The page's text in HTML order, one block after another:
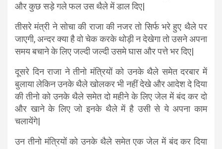
और कुछ सड़े गले फल उस थैले में डाल दिए|
तीसरे मंत्री ने सोचा की राजा की नजर तो सिर्फ भरे हुए थैले पर
जाएगी, अन्दर क्या है वो चेक करके थोड़ी न देखेगा तो उसने अपना
समय बचाने के लिए जल्दी जल्दी उसमे घास और पत्ते भर दिए|
दूसरे दिन राजा ने तीनो मंत्रियों को उनके थैले समेत दरबार में
बुलाया लेकिन उनके थैले खोलकर भी नहीं देखे और आदेश दे दिया
की तीनो को उनके थैले समेत दो महीने के लिए जेल में बंद कर दो
और खाने के लिए जो इनके थैले में है उसी से ये अपना काम
चलायेंगे|
उन तीनो मंत्रियों को उनके थैले समेत एक जेल में बंद कर दिया